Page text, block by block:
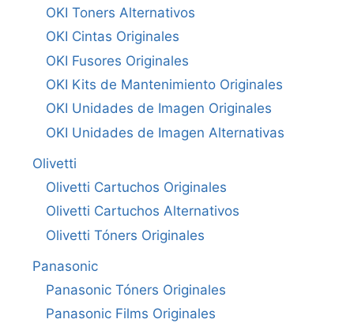
OKI Toners Alternativos
OKI Cintas Originales
OKI Fusores Originales
OKI Kits de Mantenimiento Originales
OKI Unidades de Imagen Originales
OKI Unidades de Imagen Alternativas
Olivetti
Olivetti Cartuchos Originales
Olivetti Cartuchos Alternativos
Olivetti Tóners Originales
Panasonic
Panasonic Tóners Originales
Panasonic Films Originales